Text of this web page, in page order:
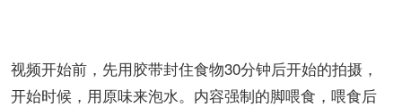
视频开始前，先用胶带封住食物30分钟后开始的拍摄，
开始时候，用原味来泡水。内容强制的脚喂食，喂食后